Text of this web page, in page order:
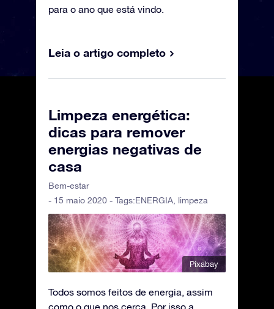
para o ano que está vindo.
Leia o artigo completo
Limpeza energética:
dicas para remover
energias negativas de
casa
Bem-estar
- 15 maio 2020 - Tags:ENERGIA, limpeza
Pixabay
Todos somos feitos de energia, assim
como o que nos cerca. Por isso a